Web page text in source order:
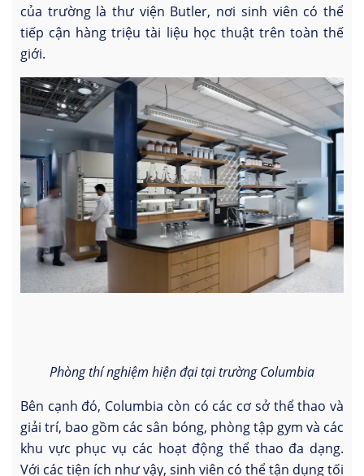
của trường là thư viện Butler, nơi sinh viên có thể
tiếp cận hàng triệu tài liệu học thuật trên toàn thế
giới.
Phòng thí nghiệm hiện đại tại trường Columbia
Bên cạnh đó, Columbia còn có các cơ sở thể thao và
giải trí, bao gồm các sân bóng, phòng tập gym và các
khu vực phục vụ các hoạt động thể thao đa dạng.
Với các tiện ích như vậy, sinh viên có thể tận dụng tối